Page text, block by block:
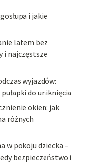
i jakie
latem bez
i najczęstsze
wyjazdów:
do uniknięcia
okien: jak
różnych
w pokoju dziecka –
bezpieczeństwo i